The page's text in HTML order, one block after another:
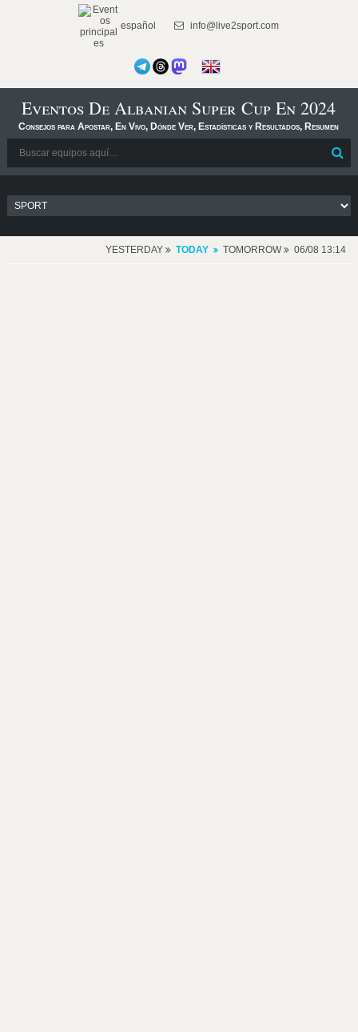
español info@live2sport.com
Eventos De Albanian Super Cup En 2024
Consejos para Apostar, En Vivo, Dónde Ver, Estadísticas y Resultados, Resumen
YESTERDAY TODAY TOMORROW 06/08 13:14